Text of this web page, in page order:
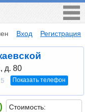
Вход Регистрация
д. 80
Показать телефон
Стоимость: